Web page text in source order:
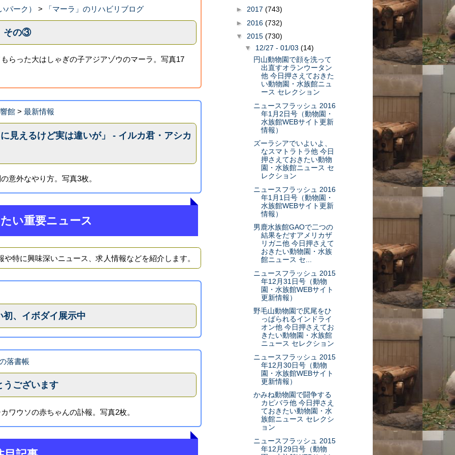
パーク） > 「マーラ」のリハビリブログ
その③
らった大はしゃぎの子アジアゾウのマーラ。写真17
館 >最新情報
見えるけど実は違いが」 - イルカ君・アシカ
意外なやり方。写真3枚。
い重要ニュース
特に興味深いニュース、求人情報などを紹介します。
、イボダイ展示中
落書帳
うございます
ワウソの赤ちゃんの訃報。写真2枚。
► 2017 (743)
► 2016 (732)
▼ 2015 (730)
▼ 12/27 - 01/03 (14)
円山動物園で顔を洗って
出直すオランウータン
他 今日押さえておきた
い動物園・水族館ニュ
ース セレクション
ニュースフラッシュ 2016
年1月2日号（動物園・
水族館WEBサイト更新
情報）
ズーラシアでいよいよ、
なスマトラトラ他 今日
押さえておきたい動物
園・水族館ニュース セ
レクション
ニュースフラッシュ 2016
年1月1日号（動物園・
水族館WEBサイト更新
情報）
男鹿水族館GAOで二つの
結果をだすアメリカザ
リガニ他 今日押さえて
おきたい動物園・水族
館ニュース セ...
ニュースフラッシュ 2015
年12月31日号（動物
園・水族館WEBサイト
更新情報）
野毛山動物園で尻尾をひ
っぱられるインドライ
オン他 今日押さえてお
きたい動物園・水族館
ニュース セレクション
ニュースフラッシュ 2015
年12月30日号（動物
園・水族館WEBサイト
更新情報）
かみね動物園で闘争する
カピバラ他 今日押さえ
ておきたい動物園・水
族館ニュース セレクシ
ョン
ニュースフラッシュ 2015
年12月29日号（動物